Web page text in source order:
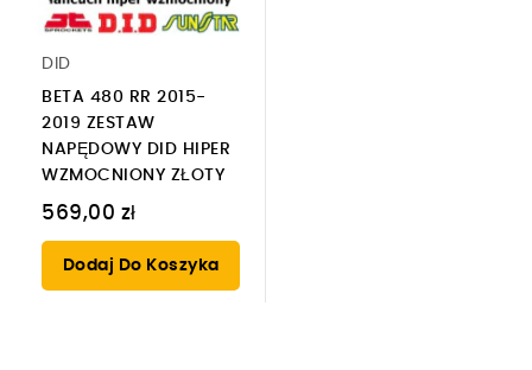
DID
BETA 480 RR 2015-
2019 ZESTAW
NAPĘDOWY DID HIPER
WZMOCNIONY ZŁOTY
569,00 zł
Dodaj Do Koszyka